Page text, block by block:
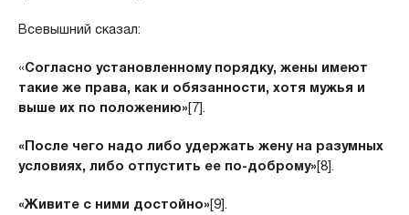
Всевышний сказал:
«Согласно установленному порядку, жены имеют
такие же права, как и обязанности, хотя мужья и
выше их по положению»[7].
«После чего надо либо удержать жену на разумных
условиях, либо отпустить ее по-доброму»[8].
«Живите с ними достойно»[9].